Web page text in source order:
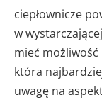
ciepłownicze
w
mieć
która
uwagę na